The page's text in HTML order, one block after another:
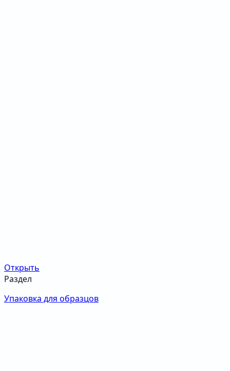
Открыть
Раздел
Упаковка для образцов